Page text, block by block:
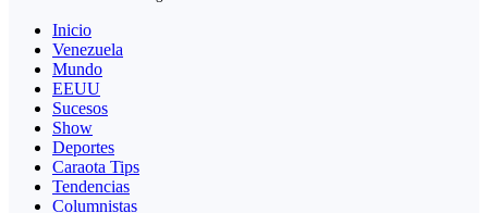
Inicio
Venezuela
Mundo
EEUU
Sucesos
Show
Deportes
Caraota Tips
Tendencias
Columnistas